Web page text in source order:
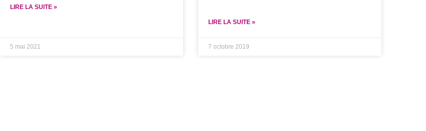
LIRE LA SUITE »
5 mai 2021
LIRE LA SUITE »
7 octobre 2019